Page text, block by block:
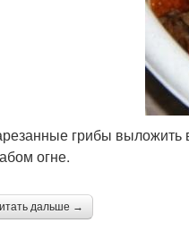
грибы выложить
огне.
дальше →